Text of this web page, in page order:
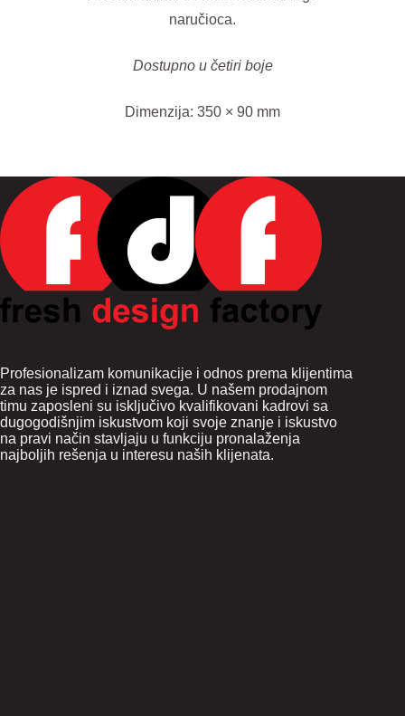
naručioca.
Dostupno u četiri boje
Dimenzija: 350 × 90 mm
Profesionalizam komunikacije i odnos prema klijentima
za nas je ispred i iznad svega. U našem prodajnom
timu zaposleni su isključivo kvalifikovani kadrovi sa
dugogodišnjim iskustvom koji svoje znanje i iskustvo
na pravi način stavljaju u funkciju pronalaženja
najboljih rešenja u interesu naših klijenata.